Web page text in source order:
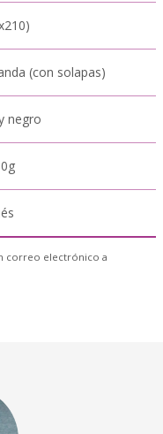
(con solapas)
negro
correo electrónico a